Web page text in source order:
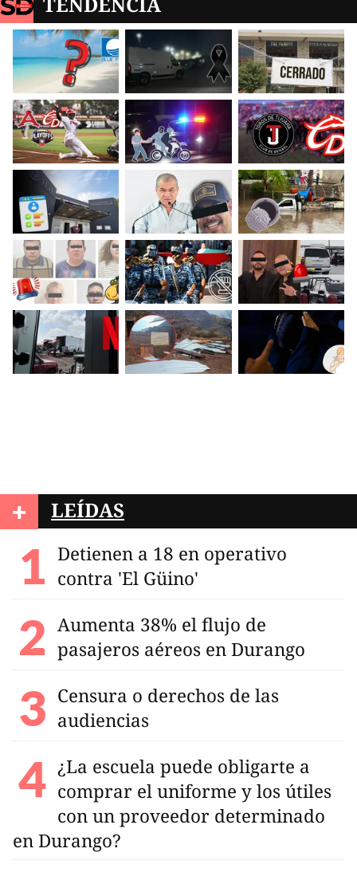
+ LEÍDAS
Detienen a 18 en operativo
contra 'El Güino'
Aumenta 38% el flujo de
pasajeros aéreos en Durango
Censura o derechos de las
audiencias
¿La escuela puede obligarte a
comprar el uniforme y los útiles
con un proveedor determinado
en Durango?